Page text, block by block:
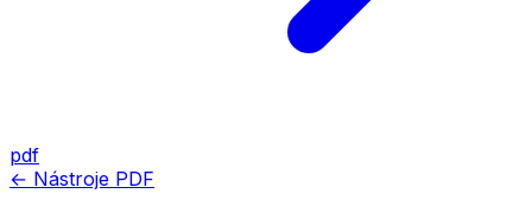
pdf
← Nástroje PDF